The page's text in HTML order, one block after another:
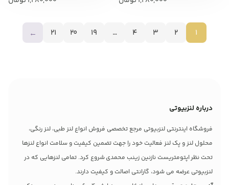
1
2
3
4
…
19
20
21
←
درباره لنزبیوتی
فروشگاه اینترنتی لنزبیوتی مرجع تخصصی فروش انواع لنز طبی، لنز رنگی،
محلول لنز و پک لنز فعالیت خود را جهت تضمین کیفیت و سلامت انواع لنزها
تحت نظر اپتومتریست نازنین زینب محمدی شروع کرد. تمامی لنزهایی که در
لنزبیوتی عرضه می شود، گارانتی اصالت و کیفیت دارند.